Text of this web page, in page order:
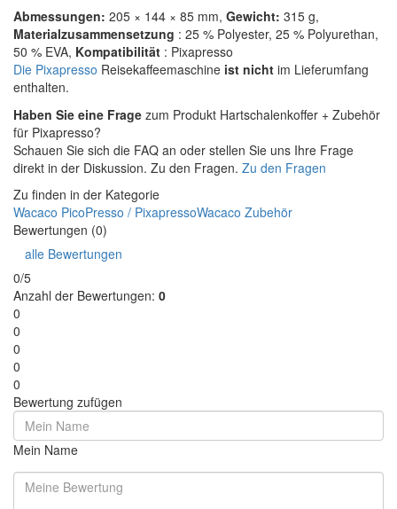
Abmessungen: 205 × 144 × 85 mm, Gewicht: 315 g,
Materialzusammensetzung : 25 % Polyester, 25 % Polyurethan,
50 % EVA, Kompatibilität : Pixapresso
Die Pixapresso Reisekaffeemaschine ist nicht im Lieferumfang
enthalten.
Haben Sie eine Frage zum Produkt Hartschalenkoffer + Zubehör
für Pixapresso?
Schauen Sie sich die FAQ an oder stellen Sie uns Ihre Frage
direkt in der Diskussion. Zu den Fragen. Zu den Fragen
Zu finden in der Kategorie
Wacaco PicoPresso / PixapressoWacaco Zubehör
Bewertungen (0)
alle Bewertungen
0/5
Anzahl der Bewertungen: 0
0
0
0
0
0
Bewertung zufügen
Mein Name